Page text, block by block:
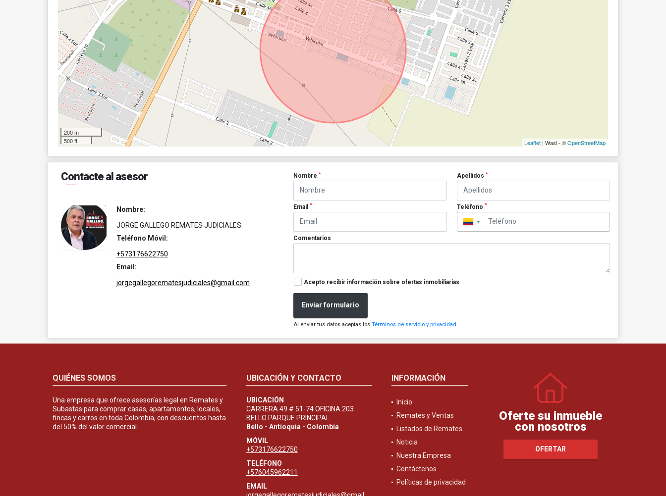
200 m
500 ft
Leaflet | Wasi - ©OpenStreetMap
Contacte al asesor
Nombre:
JORGE GALLEGO REMATES JUDICIALES.
Teléfono Móvil:
+573176622750
Email:
jorgegallegorematesjudiciales@gmail.com
Nombre* Apellidos *
Email* Teléfono *
▼
Comentarios
Acepto recibir información sobre ofertas inmobiliarias
Enviar formulario
Al enviar tus datos aceptas losTérminos de servicio y privacidad
QUIÉNES SOMOS
Una empresa que ofrece asesorías legal en Remates y
Subastas para comprar casas, apartamentos, locales,
fincas y carros en toda Colombia, con descuentos hasta
del 50% del valor comercial.
UBICACIÓN Y CONTACTO
UBICACIÓN
CARRERA 49 # 51-74 OFICINA 203
BELLO PARQUE PRINCIPAL
Bello - Antioquia - Colombia
MÓVIL
+573176622750
TELÉFONO
+576045962211
EMAIL
INFORMACIÓN
Inicio
Remates y Ventas
Listados de Remates
Noticia
Nuestra Empresa
Contáctenos
Políticas de privacidad
Oferte su inmueble
con nosotros
OFERTAR